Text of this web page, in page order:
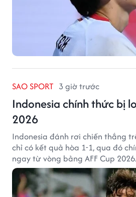
SAO SPORT 3 giờ trước
Indonesia chính thức bị
2026
Indonesia đánh rơi chiến thắng
chỉ có kết quả hòa 1-1, qua đó
ngay từ vòng bảng AFF Cup 2026.